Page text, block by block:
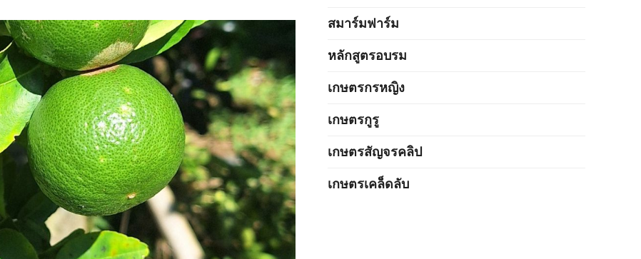
สมาร์มฟาร์ม
หลักสูตรอบรม
เกษตรกรหญิง
เกษตรกูรู
เกษตรสัญจรคลิป
เกษตรเคล็ดลับ